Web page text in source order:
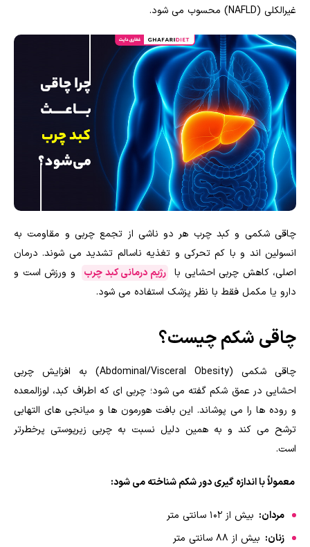
غیرالکلی (NAFLD) محسوب می شود.
چاقی شکمی و کبد چرب هر دو ناشی از تجمع چربی و مقاومت به
انسولین اند و با کم تحرکی و تغذیه ناسالم تشدید می شوند. درمان
اصلی، کاهش چربی احشایی با رژیم درمانی کبد چرب
و ورزش است و
دارو یا مکمل فقط با نظر پزشک استفاده می شود.
چاقی شکم چیست؟
چاقی شکمی (Abdominal/Visceral Obesity) به افزایش چربی
احشایی در عمق شکم گفته می شود؛ چربی ای که اطراف کبد، لوزالمعده
و روده ها را می پوشاند. این بافت هورمون ها و میانجی های التهابی
ترشح می کند و به همین دلیل نسبت به چربی زیرپوستی پرخطرتر
است.
معمولاً با اندازه گیری دور شکم شناخته می شود:
مردان: بیش از 102 سانتی متر
زنان: بیش از 88 سانتی متر